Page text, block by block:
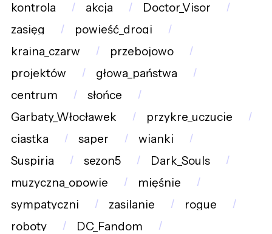
kontrola
akcja
Doctor_Visor
zasięg
powieść_drogi
kraina_czarw
przebojowo
projektów
głowa_państwa
centrum
słońce
Garbaty_Włocławek
przykre_uczucie
ciastka
saper
wianki
Suspiria
sezon5
Dark_Souls
muzyczna_opowie
mięśnie
sympatyczni
zasilanie
rogue
roboty
DC_Fandom